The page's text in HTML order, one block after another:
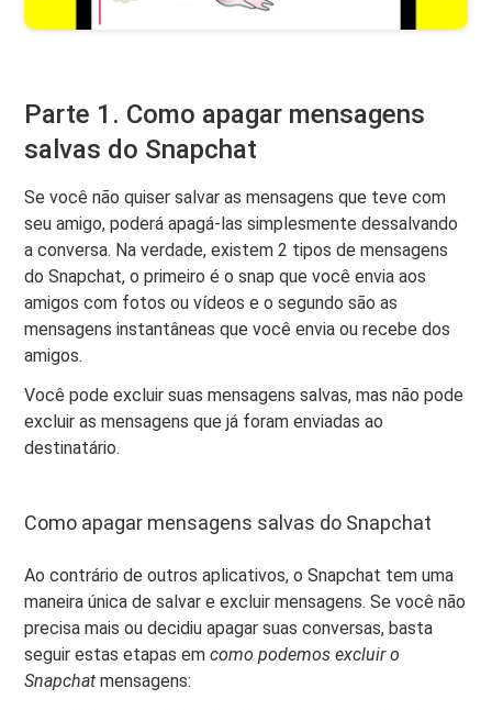
Parte 1. Como apagar mensagens
salvas do Snapchat
Se você não quiser salvar as mensagens que teve com
seu amigo, poderá apagá-las simplesmente dessalvando
a conversa. Na verdade, existem 2 tipos de mensagens
do Snapchat, o primeiro é o snap que você envia aos
amigos com fotos ou vídeos e o segundo são as
mensagens instantâneas que você envia ou recebe dos
amigos.
Você pode excluir suas mensagens salvas, mas não pode
excluir as mensagens que já foram enviadas ao
destinatário.
Como apagar mensagens salvas do Snapchat
Ao contrário de outros aplicativos, o Snapchat tem uma
maneira única de salvar e excluir mensagens. Se você não
precisa mais ou decidiu apagar suas conversas, basta
seguir estas etapas emcomo podemos excluir o
Snapchat mensagens: